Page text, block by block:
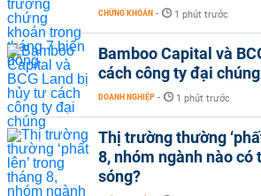
CHỨNG KHOÁN - 1 phút trước
Bamboo Capital và
cách công ty đại chúng
DOANH NGHIỆP - 1 phút trước
Thị trường thường
8, nhóm ngành nào có
sóng?